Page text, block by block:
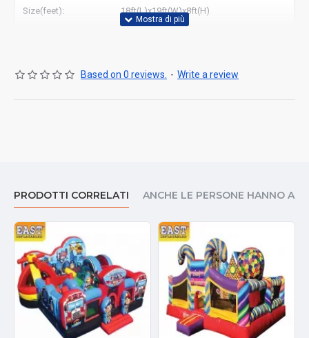
Size(feet): 18ft(L)x19ft(W)x8ft(H)
Based on 0 reviews. - Write a review
PRODOTTI CORRELATI ANCHE LE PERSONE HANNO